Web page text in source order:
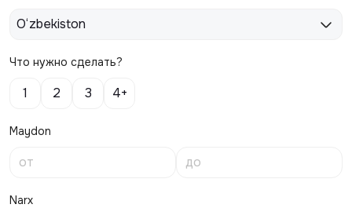
O‘zbekiston
Что нужно сделать?
1 2 3 4+
Maydon
Narx